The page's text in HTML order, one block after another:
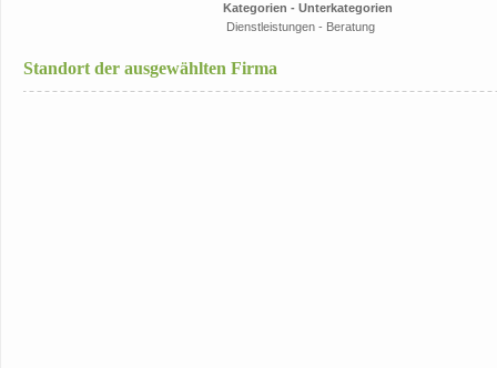
Kategorien - Unterkategorien
Dienstleistungen - Beratung
Standort der ausgewählten Firma